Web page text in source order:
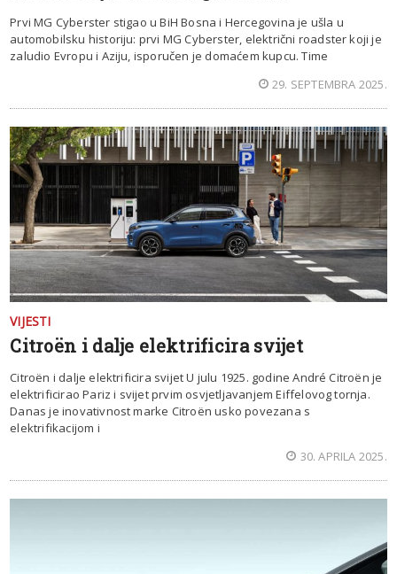
Prvi MG Cyberster stigao u BiH Bosna i Hercegovina je ušla u
automobilsku historiju: prvi MG Cyberster, električni roadster koji je
zaludio Evropu i Aziju, isporučen je domaćem kupcu. Time
29. SEPTEMBRA 2025.
VIJESTI
Citroën i dalje elektrificira svijet
Citroën i dalje elektrificira svijet U julu 1925. godine André Citroën je
elektrificirao Pariz i svijet prvim osvjetljavanjem Eiffelovog tornja.
Danas je inovativnost marke Citroën usko povezana s
elektrifikacijom i
30. APRILA 2025.